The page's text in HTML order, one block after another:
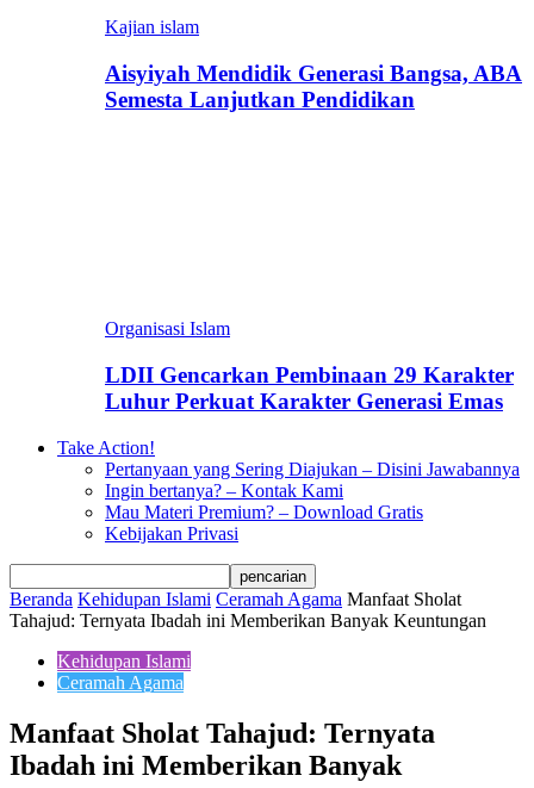
Kajian islam
Aisyiyah Mendidik Generasi Bangsa, ABA
Semesta Lanjutkan Pendidikan
Organisasi Islam
LDII Gencarkan Pembinaan 29 Karakter
Luhur Perkuat Karakter Generasi Emas
Take Action!
Pertanyaan yang Sering Diajukan – Disini Jawabannya
Ingin bertanya? – Kontak Kami
Mau Materi Premium? – Download Gratis
Kebijakan Privasi
Beranda Kehidupan Islami Ceramah Agama Manfaat Sholat
Tahajud: Ternyata Ibadah ini Memberikan Banyak Keuntungan
Kehidupan Islami
Ceramah Agama
Manfaat Sholat Tahajud: Ternyata
Ibadah ini Memberikan Banyak